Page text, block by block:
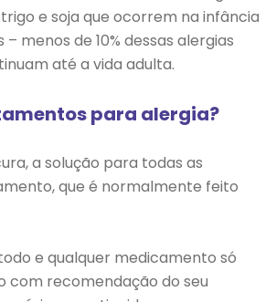
e soja que ocorrem na infância
menos de 10% dessas alergias
até a vida adulta.
para alergia?
a solução para todas as
que é normalmente feito
e qualquer medicamento só
com recomendação do seu